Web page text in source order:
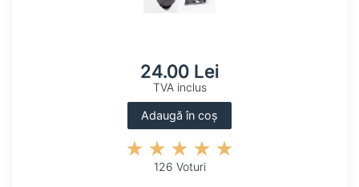
24.00 Lei
TVA inclus
Adaugă în coș
126 Voturi